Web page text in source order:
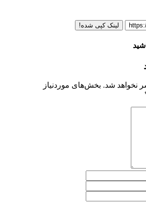
لینک کپی شده!
نخواهد شد. بخش‌های موردنیاز